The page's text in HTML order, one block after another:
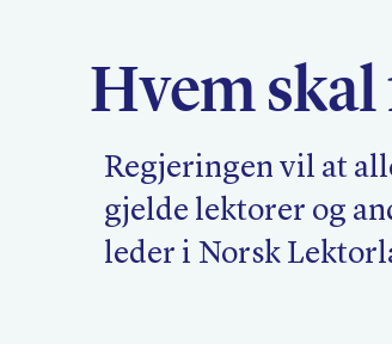
Pluss Nyheter
Hvem
Regjeringen vil at
gjelde lektorer og
leder i Norsk